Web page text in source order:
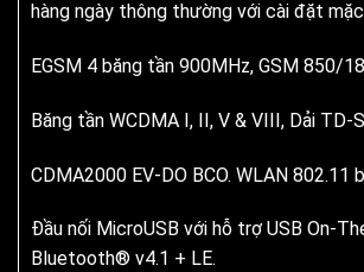
hàng ngày thông thường với cài đặt
EGSM 4 băng tần 900MHz, GSM 850/
Băng tần WCDMA I, II, V & VIII, Dải TD-
CDMA2000 EV-DO BCO. WLAN 802.11
Đầu nối MicroUSB với hỗ trợ USB On-
Bluetooth® v4.1 + LE.